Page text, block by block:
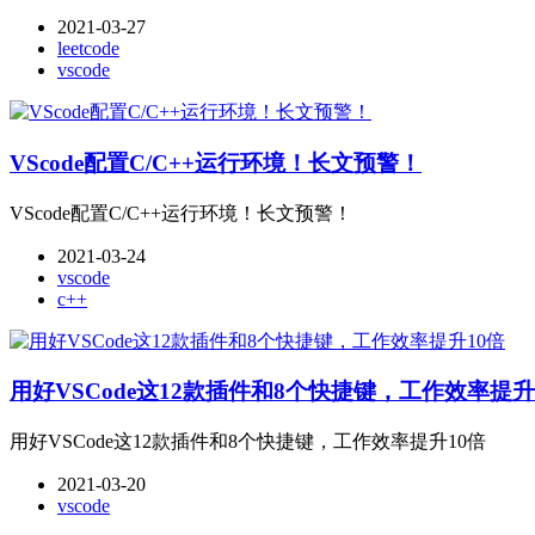
2021-03-27
leetcode
vscode
VScode配置C/C++运行环境！长文预警！
VScode配置C/C++运行环境！长文预警！
2021-03-24
vscode
c++
用好VSCode这12款插件和8个快捷键，工作效率提
用好VSCode这12款插件和8个快捷键，工作效率提升10倍
2021-03-20
vscode